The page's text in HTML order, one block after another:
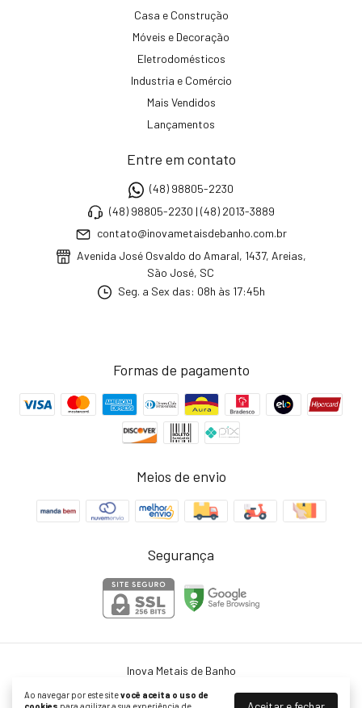
Ao navegar por este sitevocê aceita o uso de
Casa e Construção
Móveis e Decoração
Eletrodomésticos
Industria e Comércio
Mais Vendidos
Lançamentos
Entre em contato
(48) 98805-2230
(48) 98805-2230 | (48) 2013-3889
contato@inovametaisdebanho.com.br
Avenida José Osvaldo do Amaral, 1437, Areias,
São José, SC
Seg. a Sex das: 08h às 17:45h
Formas de pagamento
Meios de envio
Segurança
Inova Metais de Banho